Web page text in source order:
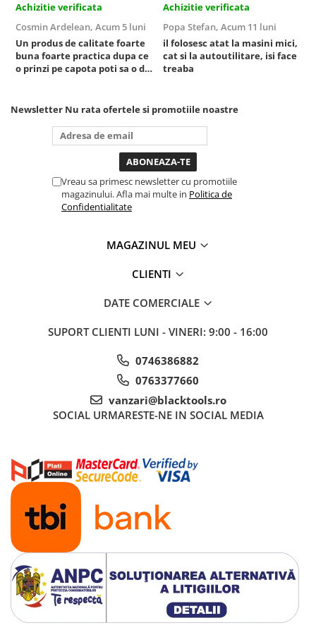
Achizitie verificata
Cosmin Ardelean, Acum 5 luni
Un produs de calitate foarte
buna foarte practica dupa ce
o prinzi pe capota poti sa o dai
puternica si de la baterie care
tine destul de mult dar daca o
bagi la priza nu mai ai treaba
toata ziua ,ce...
Achizitie verificata
Popa Stefan, Acum 11 luni
il folosesc atat la masini mici,
cat si la autoutilitare, isi face
treaba
Newsletter Nu rata ofertele si promotiile noastre
Vreau sa primesc newsletter cu promotiile
magazinului. Afla mai multe in Politica de
Confidentialitate
MAGAZINUL MEU
CLIENTI
DATE COMERCIALE
SUPORT CLIENTI LUNI - VINERI: 9:00 - 16:00
0746386882
0763377660
vanzari@blacktools.ro
SOCIAL URMARESTE-NE IN SOCIAL MEDIA